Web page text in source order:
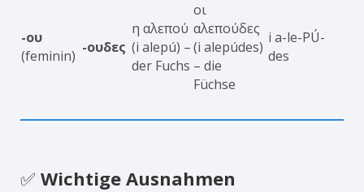
-ου
(feminin) -ουδες
η αλεπού
(i alepú) –
der Fuchs
οι
αλεπούδες
(i alepúdes)
– die
Füchse
i a-le-PÚ-
des
✅ Wichtige Ausnahmen